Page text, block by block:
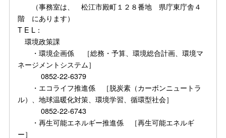
（事務室は、 松江市殿町１２８番地 県庁東庁舎４
階 にあります）
T E L：
環境政策課
・環境企画係 ［総務・予算、環境総合計画、環境マ
ネージメントシステム］
0852-22-6379
・エコライフ推進係 ［脱炭素（カーボンニュートラ
ル）、地球温暖化対策、環境学習、循環型社会］
0852-22-6743
・再生可能エネルギー推進係 ［再生可能エネルギ
ー］